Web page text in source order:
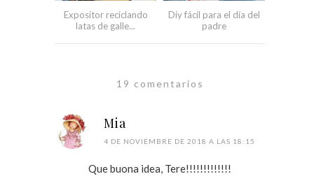
Expositor reciclando
latas de galle...
Diy fácil para el día del
padre
19 comentarios
Mia
4 DE NOVIEMBRE DE 2018 A LAS 18:15
Que buona idea, Tere!!!!!!!!!!!!!